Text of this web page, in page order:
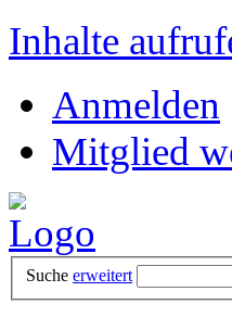
Inhalte
Anmelden
Mitglied
Suche erweitert